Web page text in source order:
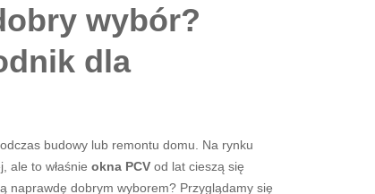
wybór?
dla
budowy lub remontu domu. Na rynku
ale to właśnie okna PCV od lat cieszą się
naprawdę dobrym wyborem? Przyglądamy się